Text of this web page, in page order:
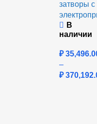
затворы с
В
наличии
₽
–
₽